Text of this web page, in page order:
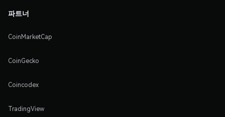
파트너
CoinMarketCap
CoinGecko
Coincodex
TradingView